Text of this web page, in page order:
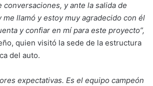
conversaciones, y ante la salida de
me llamó y estoy muy agradecido con él
y confiar en mí para este proyecto”,
quien visitó la sede de la estructura
del auto.
expectativas. Es el equipo campeón